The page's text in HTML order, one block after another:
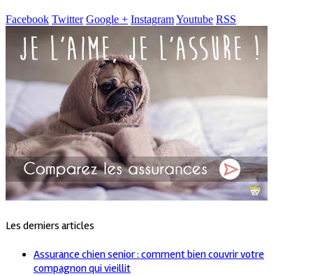
Facebook Twitter Google + InstagramYoutube RSS
Les derniers articles
Assurance chien senior : comment bien couvrir votre
compagnon qui vieillit